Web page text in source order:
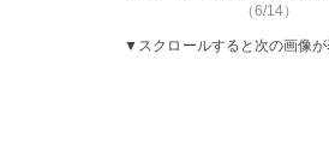
（6/14）
▼スクロールすると次の画像